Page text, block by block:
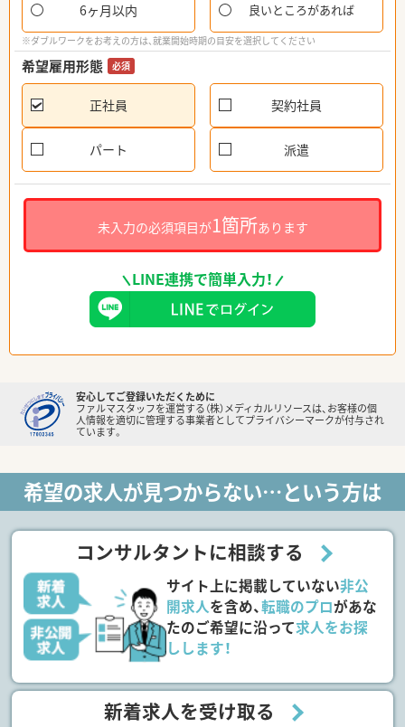
6ヶ月以内 良いところがあれば
※ダブルワークをお考えの方は、就業開始時期の目安を選択してください
希望雇用形態 必須
正社員 契約社員
パート 派遣
未入力の必須項目が1箇所あります
LINE連携で簡単入力！
安心してご登録いただくために
ファルマスタッフを運営する（株）メディカルリソースは、お客様の個
人情報を適切に管理する事業者としてプライバシーマークが付与され
ています。
希望の求人が見つからない…という方は
コンサルタントに相談する
サイト上に掲載していない非公
開求人を含め、転職のプロがあな
たのご希望に沿って求人をお探
しします！
新着求人を受け取る